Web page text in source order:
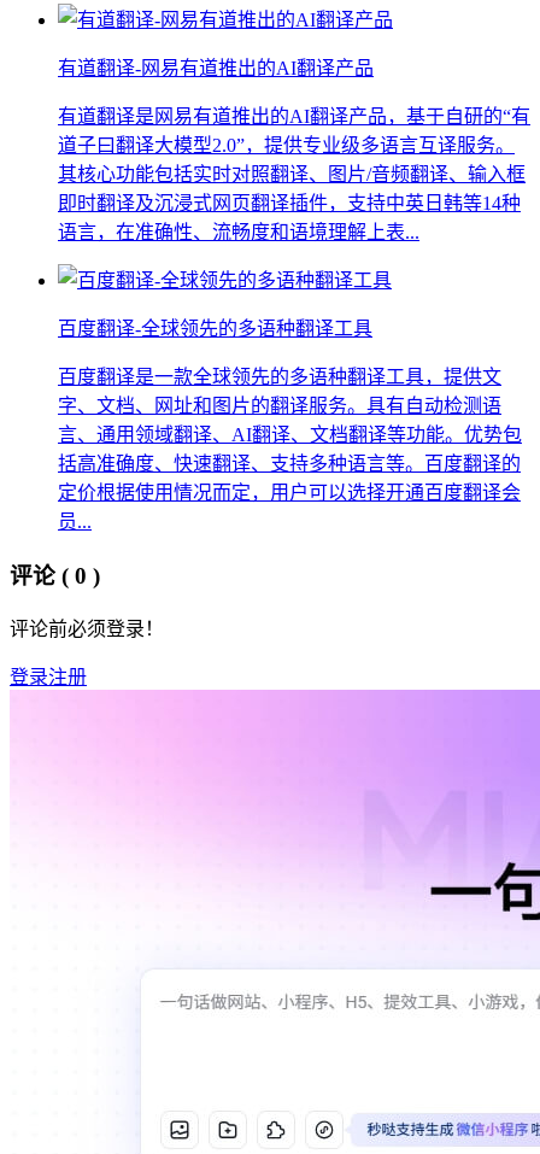
有道翻译-网易有道推出的AI翻译产品
有道翻译是网易有道推出的AI翻译产品，基于自研的“有
道子曰翻译大模型2.0”，提供专业级多语言互译服务。
其核心功能包括实时对照翻译、图片/音频翻译、输入框
即时翻译及沉浸式网页翻译插件，支持中英日韩等14种
语言，在准确性、流畅度和语境理解上表...
百度翻译-全球领先的多语种翻译工具
百度翻译是一款全球领先的多语种翻译工具，提供文
字、文档、网址和图片的翻译服务。具有自动检测语
言、通用领域翻译、AI翻译、文档翻译等功能。优势包
括高准确度、快速翻译、支持多种语言等。百度翻译的
定价根据使用情况而定，用户可以选择开通百度翻译会
员...
评论 ( 0 )
评论前必须登录！
登录注册